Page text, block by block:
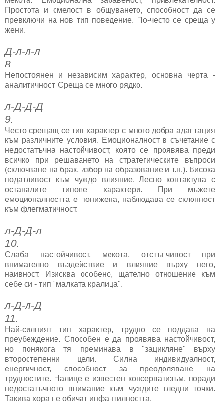
Простота и смелост в общуването, способност да се
превключи на нов тип поведение. По-често се среща у
жени.
Д-л-л-л
8.
Непостоянен и независим характер, основна черта -
аналитичност. Среща се много рядко.
л-Д-Д-Д
9.
Често срещащ се тип характер с много добра адаптация
към различните условия. Емоционалност в съчетание с
недостатъчна настойчивост, която се проявява преди
всичко при решаването на стратегическите въпроси
(сключване на брак, избор на образование и т.н.). Висока
податливост към чуждо влияние. Лесно контактува с
останалите типове характери. При мъжете
емоционалността е понижена, наблюдава се склонност
към флегматичност.
л-Д-Д-л
10.
Слаба настойчивост, мекота, отстъпчивост при
внимателно въздействие и влияние върху него,
наивност. Изисква особено, щателно отношение към
себе си - тип "малката кралица".
л-Д-л-Д
11.
Най-силният тип характер, трудно се поддава на
преубеждение. Способен е да проявява настойчивост,
но понякога тя преминава в "зацикляне" върху
второстепенни цели. Силна индивидуалност,
енергичност, способност за преодоляване на
трудностите. Налице е известен консерватизъм, поради
недостатъчното внимание към чуждите гледни точки.
Такива хора не обичат инфантилността.